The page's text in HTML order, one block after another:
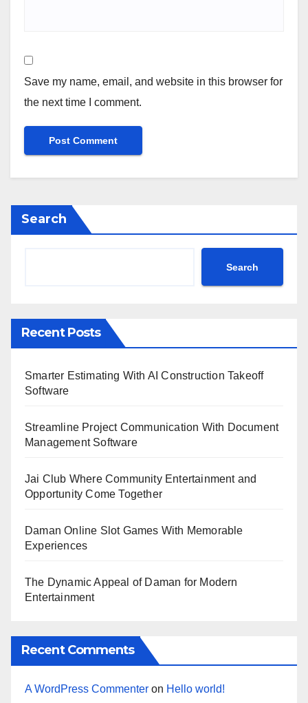
Save my name, email, and website in this browser for
the next time I comment.
Search
Search
Recent Posts
Smarter Estimating With AI Construction Takeoff
Software
Streamline Project Communication With Document
Management Software
Jai Club Where Community Entertainment and
Opportunity Come Together
Daman Online Slot Games With Memorable
Experiences
The Dynamic Appeal of Daman for Modern
Entertainment
Recent Comments
A WordPress Commenter on Hello world!